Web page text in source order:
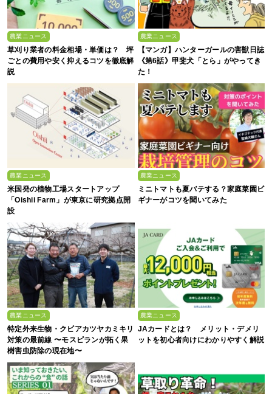
農業ニュース
草刈り業者の料金相場・単価は？ 坪
ごとの費用や安く抑えるコツを徹底解
説
農業ニュース
【マンガ】ハンターガールの害獣日誌
《第6話》甲斐犬「とら」がやってき
た！
農業ニュース
米国発の植物工場スタートアップ
「Oishii Farm」が東京に研究拠点開
設
農業ニュース
ミニトマトも夏バテする？家庭菜園ビ
ギナーがコツを聞いてみた
農業ニュース
特定外来生物・クビアカツヤカミキリ
対策の最前線 〜モスピランが拓く果
樹害虫防除の現在地〜
農業ニュース
JAカードとは？ メリット・デメリ
ットを初心者向けにわかりやすく解説